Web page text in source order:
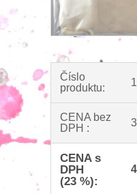
Číslo
produktu:
CENA bez
DPH :
CENA s
DPH
(23 %):